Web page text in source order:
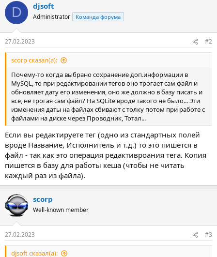
D djsoft
Administrator Команда форума
27.02.2023 #2
scorp сказал(а):
Почему-то когда выбрано сохранение доп.информации в
MySQL, то при редактировании тегов оно трогает сам файл и
обновляет дату его изменения, оно же должно в базу писать и
все, не трогая сам файл? На SQLite вроде такого не было... Эти
изменения даты на файлах сбивают с толку потом при работе с
файлами на диске через Проводник, Тотал...
Если вы редактируете тег (одно из стандартных полей
вроде Название, Исполнитель и т.д.) то это пишется в
файл - так как это операция редактивроания тега. Копия
пишется в базу для работы кеша (чтобы не читать
каждый раз из файла).
scorp
Well-known member
27.02.2023 #3
djsoft сказал(а):